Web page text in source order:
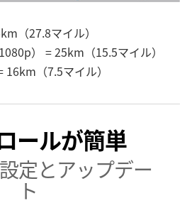
（27.8マイル）
） = 25km（15.5マイル）
（7.5マイル）
ールが簡単
定とアップデー
ト